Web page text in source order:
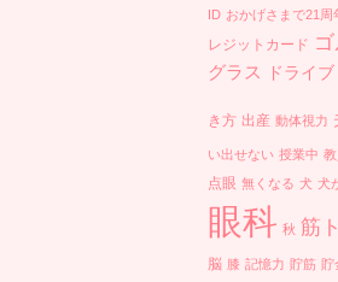
ID おかげさまで21周
レジットカード
グラス
ドライブ
き方 出産 動体視力
い出せない 授業中
点眼 無くなる 犬 犬
眼科 秋 筋
脳 膝 記憶力 貯筋 貯